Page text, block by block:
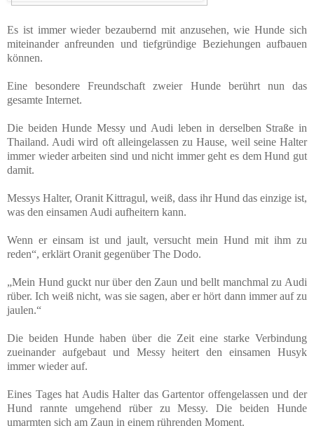
Es ist immer wieder bezaubernd mit anzusehen, wie Hunde sich
miteinander anfreunden und tiefgründige Beziehungen aufbauen
können.
Eine besondere Freundschaft zweier Hunde berührt nun das
gesamte Internet.
Die beiden Hunde Messy und Audi leben in derselben Straße in
Thailand. Audi wird oft alleingelassen zu Hause, weil seine Halter
immer wieder arbeiten sind und nicht immer geht es dem Hund gut
damit.
Messys Halter, Oranit Kittragul, weiß, dass ihr Hund das einzige ist,
was den einsamen Audi aufheitern kann.
Wenn er einsam ist und jault, versucht mein Hund mit ihm zu
reden“, erklärt Oranit gegenüber The Dodo.
„Mein Hund guckt nur über den Zaun und bellt manchmal zu Audi
rüber. Ich weiß nicht, was sie sagen, aber er hört dann immer auf zu
jaulen.“
Die beiden Hunde haben über die Zeit eine starke Verbindung
zueinander aufgebaut und Messy heitert den einsamen Husyk
immer wieder auf.
Eines Tages hat Audis Halter das Gartentor offengelassen und der
Hund rannte umgehend rüber zu Messy. Die beiden Hunde
umarmten sich am Zaun in einem rührenden Moment.